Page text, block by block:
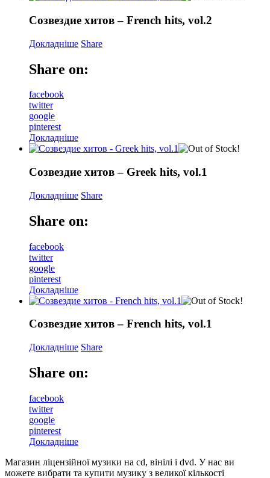
Созвездие хитов – French hits, vol.2
Докладніше Share
Share on:
facebook
twitter
google
pinterest
Докладніше
Созвездие хитов – Greek hits, vol.1
Докладніше Share
Share on:
facebook
twitter
google
pinterest
Докладніше
Созвездие хитов – French hits, vol.1
Докладніше Share
Share on:
facebook
twitter
google
pinterest
Докладніше
Магазин ліцензійної музики на cd, вінілі і dvd. У нас ви
можете вибрати та купити музику з великої кількості